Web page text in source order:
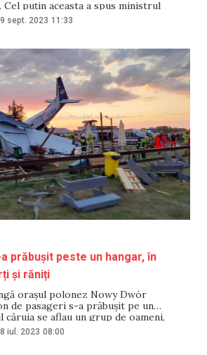
Cel puțin aceasta a spus ministrul
Alexei Buzu cu privire la casa
stabilit
sept. 2023 11:33
prăbușit peste un hangar, în
și răniți
orașul polonez Nowy Dwór
de pasageri s-a prăbușit pe un
se aflau un grup de oameni,
cu referire la Serviciul de pompieri de
iul. 2023 08:00